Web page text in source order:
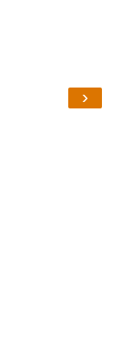
›